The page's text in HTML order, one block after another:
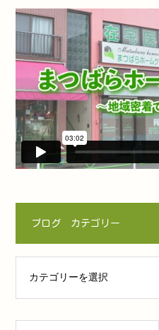
ブログ カテゴリー